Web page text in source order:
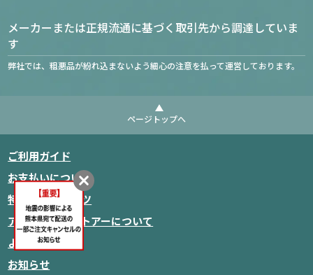
メーカーまたは正規流通に基づく取引先から調達していま
す
弊社では、粗悪品が紛れ込まないよう細心の注意を払って運営しております。
ページトップへ
ご利用ガイド
お支払いについて
特集・コンテンツ
アイドラッグストアーについて
よくあるご質問
お知らせ